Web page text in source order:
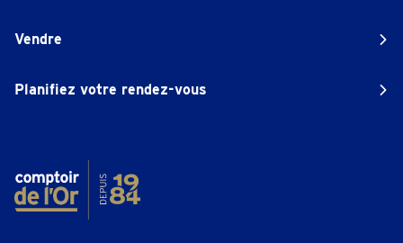
Vendre
Planifiez votre rendez-vous